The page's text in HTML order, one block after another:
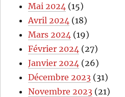
Mai 2024 (15)
Avril 2024 (18)
Mars 2024 (19)
Février 2024 (27)
Janvier 2024 (26)
Décembre 2023 (31)
Novembre 2023 (21)